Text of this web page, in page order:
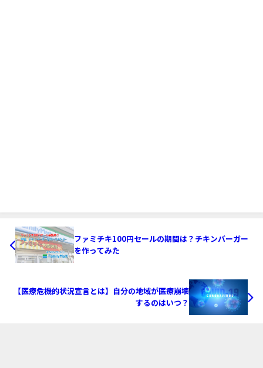
ファミチキ100円セールの期間は？チキンバーガー
を作ってみた
【医療危機的状況宣言とは】自分の地域が医療崩壊
するのはいつ？